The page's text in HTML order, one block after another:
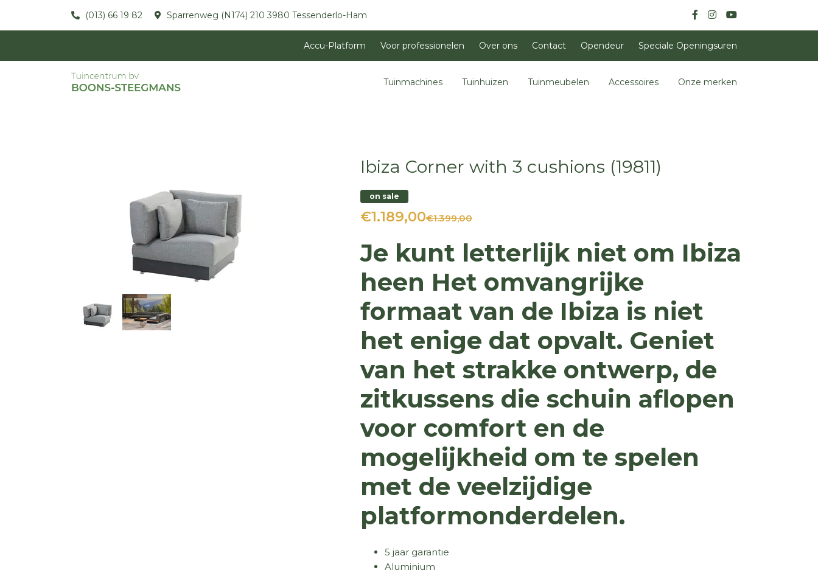
(013) 66 19 82 Sparrenweg (N174) 210 3980 Tessenderlo-Ham
Accu-Platform Voor professionelen Over ons Contact Opendeur Speciale Openingsuren
Tuinmachines Tuinhuizen Tuinmeubelen Accessoires Onze merken
Ibiza Corner with 3 cushions (19811)
on sale
€1.189,00€1.399,00
Je kunt letterlijk niet om Ibiza
heen Het omvangrijke
formaat van de Ibiza is niet
het enige dat opvalt. Geniet
van het strakke ontwerp, de
zitkussens die schuin aflopen
voor comfort en de
mogelijkheid om te spelen
met de veelzijdige
platformonderdelen.
5 jaar garantie
Aluminium